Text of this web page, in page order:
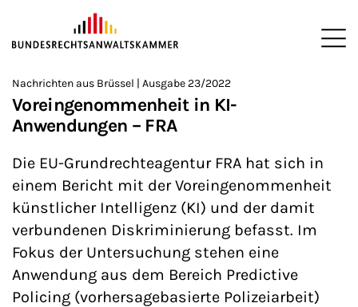
ZUM HAUPTINHALT SPRINGEN
Sie befinden sich hier:
>
Startseite
>
Newsroom
>
Newsletter
>
Nachrichten aus Brüssel
Nachrichten aus Brüssel | Ausgabe 23/2022
Voreingenommenheit in KI-
Anwendungen – FRA
Die EU-Grundrechteagentur FRA hat sich in
einem Bericht mit der Voreingenommenheit
künstlicher Intelligenz (KI) und der damit
verbundenen Diskriminierung befasst. Im
Fokus der Untersuchung stehen eine
Anwendung aus dem Bereich Predictive
Policing (vorhersagebasierte Polizeiarbeit)